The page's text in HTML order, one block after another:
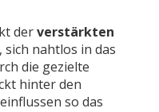
derverstärkten
nahtlos in das
die gezielte
hinter den
so das